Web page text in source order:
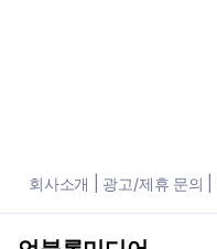
회사소개 광고/제휴 문의